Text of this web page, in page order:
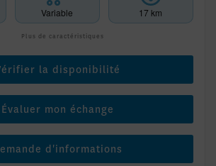
Variable 17 km
Plus de caractéristiques
la disponibilité
Évaluer mon échange
d'informations